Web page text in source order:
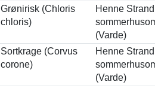
Grønirisk (Chloris
chloris)
Henne Strand
(Varde)
Sortkrage (Corvus
corone)
Henne Strand
(Varde)